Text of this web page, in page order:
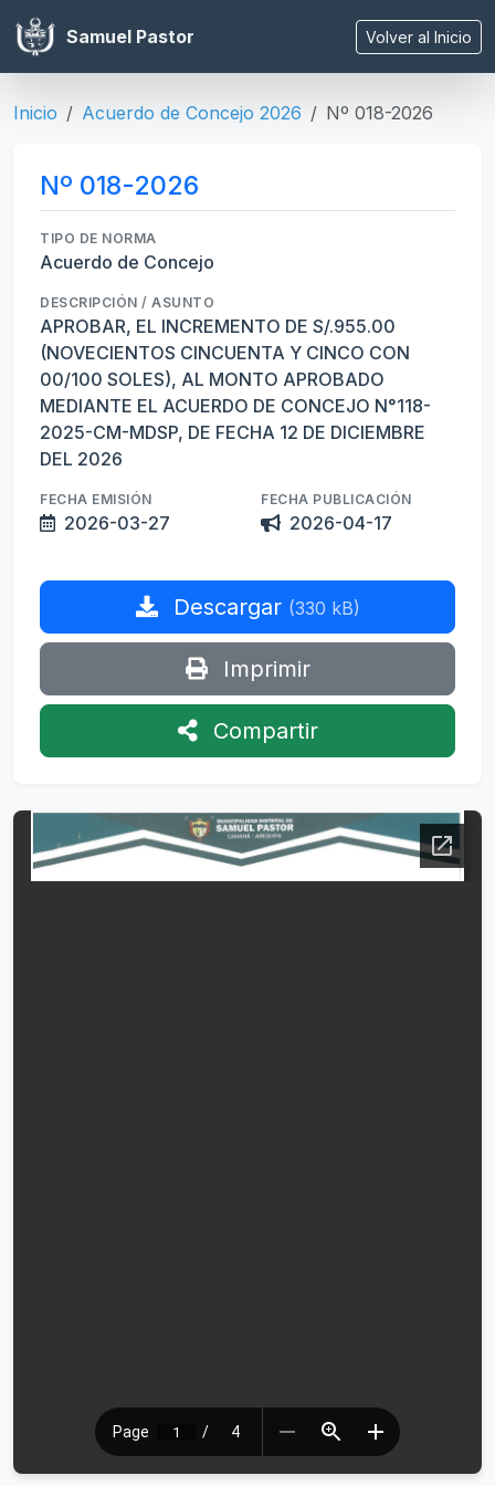
Samuel Pastor Volver al Inicio
Inicio Acuerdo de Concejo 2026 Nº 018-2026
Nº 018-2026
TIPO DE NORMA
Acuerdo de Concejo
DESCRIPCIÓN / ASUNTO
APROBAR, EL INCREMENTO DE S/.955.00
(NOVECIENTOS CINCUENTA Y CINCO CON
00/100 SOLES), AL MONTO APROBADO
MEDIANTE EL ACUERDO DE CONCEJO N°118-
2025-CM-MDSP, DE FECHA 12 DE DICIEMBRE
DEL 2026
FECHA EMISIÓN
2026-03-27
FECHA PUBLICACIÓN
2026-04-17
Descargar (330 kB)
Imprimir
Compartir